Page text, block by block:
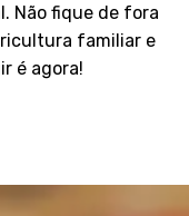
Não fique de fora
familiar e
é agora!